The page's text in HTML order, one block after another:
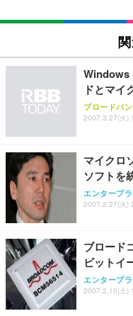
SIHOO
ュチェア
￥27,999
Sezlife オ
ワーク チ
能 人間工
務用 おし
Sezlife オ
ワーク チ
能 人間工
務用 おし
ANDWINT
ッシュ 通
ス圧無段階
EIZO ビジ
【純正品】
フック付き
【整備済
ー フルHD
ort/VGA ス
【
HOOTER
グモニター
Amazonベ
x2袋(84枚)
￥3,234
ネオ・ルー
り 単品
Smart
限定】
超厚型 お
アイリス
ュラー 200
Windows
ドとマイ
ブロードバ
2007.3.27(火)
マイクロ
ソフトを
エンタープ
2007.2.27(火)
ブロード
ビットイ
エンタープ
2007.2.10(土)